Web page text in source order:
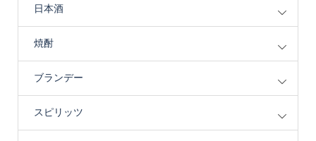
日本酒
焼酎
ブランデー
スピリッツ